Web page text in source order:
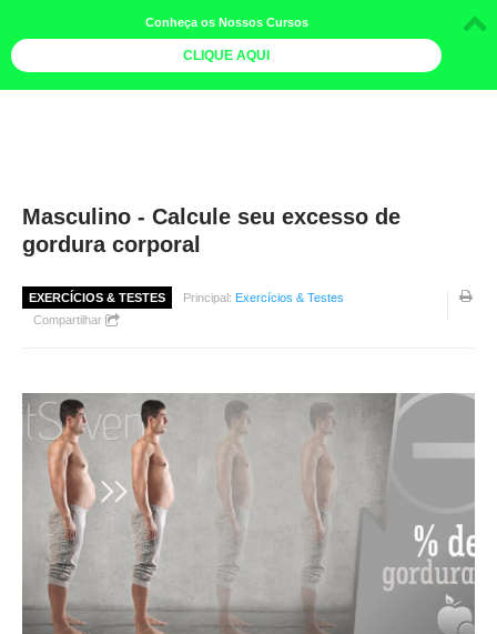
LIVROS
MAIS
QUEM SOMOS
GALERIA DE FOTOS
PÓS-OFICINAS
COLABORADORES
TV DE BEM COM A NATUREZA
FALE CONOSCO
ASSINE O SITE
Masculino - Calcule seu excesso de
gordura corporal
EXERCÍCIOS & TESTES Principal: Exercícios & Testes
Compartilhar
Conheça os Nossos Cursos
CLIQUE AQUI